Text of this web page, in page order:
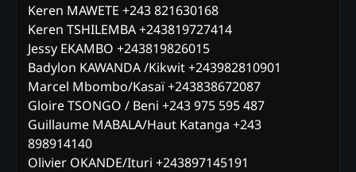
Keren MAWETE +243 821630168
Keren TSHILEMBA +243819727414
Jessy EKAMBO +243819826015
Badylon KAWANDA /Kikwit +243982810901
Marcel Mbombo/Kasaï +243838672087
Gloire TSONGO / Beni +243 975 595 487
Guillaume MABALA/Haut Katanga +243
898914140
Olivier OKANDE/Ituri +243897145191